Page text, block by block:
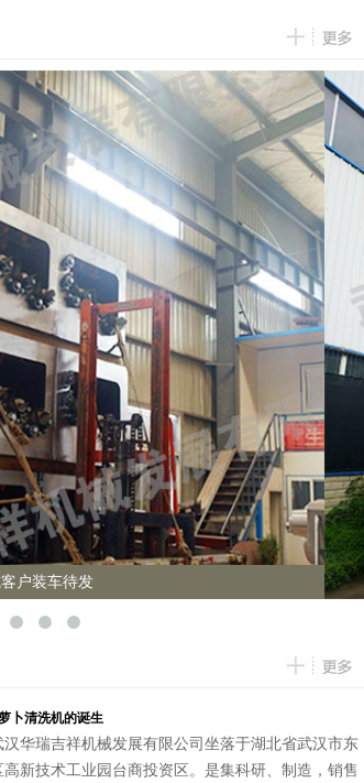
户装车待发
卜清洗机的诞生
汉华瑞吉祥机械发展有限公司坐落于湖北省武汉市东
高新技术工业园台商投资区。是集科研、制造，销售